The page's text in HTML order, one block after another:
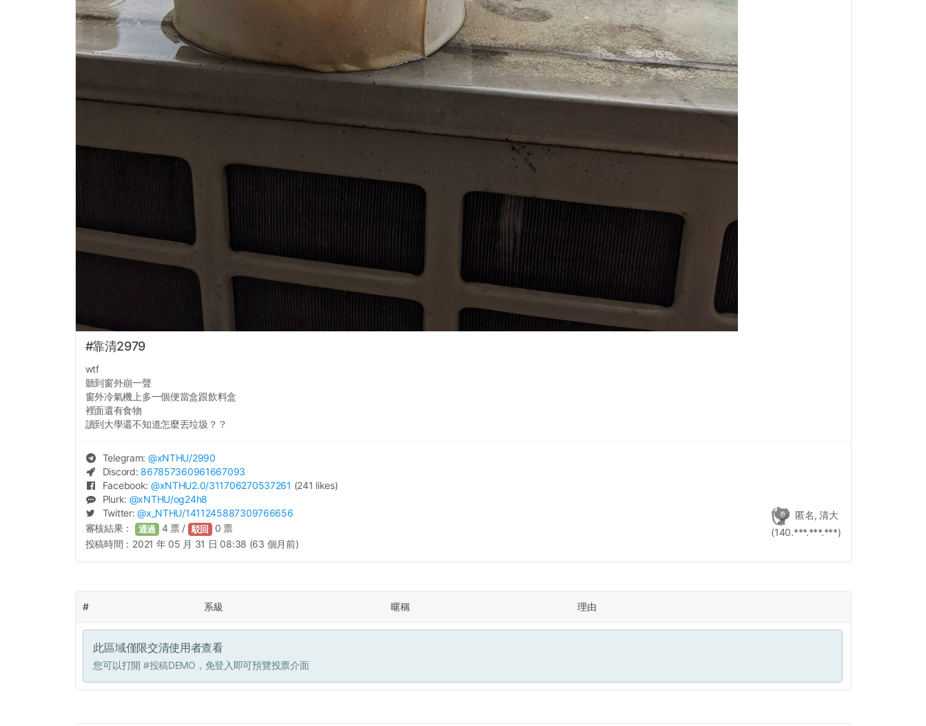
#靠清2979
wtf
聽到窗外崩一聲
窗外冷氣機上多一個便當盒跟飲料盒
裡面還有食物
讀到大學還不知道怎麼丟垃圾？？
Telegram: @xNTHU/2990
Discord: 867857360961667093
Facebook: @xNTHU2.0/311706270537261 (241 likes)
Plurk: @xNTHU/og24h8
Twitter:@x_NTHU/1411245887309766656
匿名, 清大
(140.***.***.***)
審核結果： 通過 4票 / 駁回 0 票
投稿時間： 2021 年 05 月 31 日 08:38 (63 個月前)
# 系級 暱稱 理由
此區域僅限交清使用者查看
您可以打開 #投稿DEMO ，免登入即可預覽投票介面